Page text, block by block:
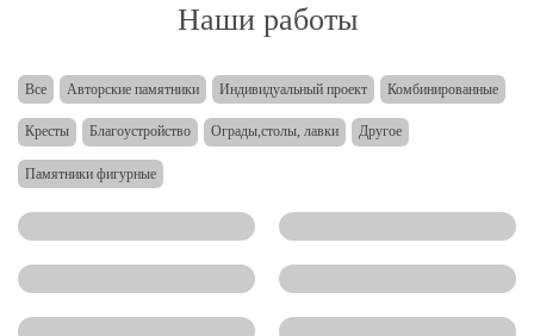
Наши работы
Все Авторские памятники Индивидуальный проект Комбинированные
Кресты Благоустройство Ограды,столы, лавки Другое
Памятники фигурные